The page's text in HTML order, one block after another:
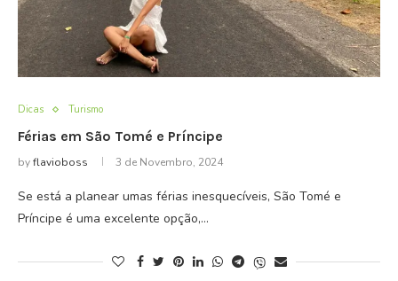
Dicas Turismo
Férias em São Tomé e Príncipe
byflavioboss 3 de Novembro, 2024
Se está a planear umas férias inesquecíveis, São Tomé e
Príncipe é uma excelente opção,…